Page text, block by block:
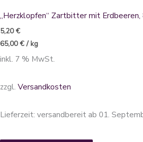
„Herzklopfen“ Zartbitter mit Erdbeeren,
5,20€
65,00€/kg
inkl. 7 % MwSt.
zzgl. Versandkosten
Lieferzeit: versandbereit ab 01.